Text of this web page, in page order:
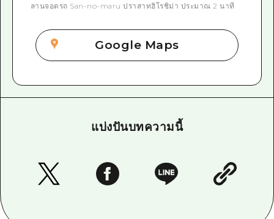
ลานจอดรถ San-no-maru ปราสาทฮิโรชิม่า ประมาณ 2 นาที
Google Maps
แบ่งปันบทความนี้